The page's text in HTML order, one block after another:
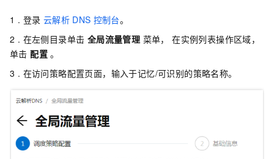
1 . 登录 云解析 DNS 控制台。
2 . 在左侧目录单击 全局流量管理 菜单， 在实例列表操作区域，
单击配置 。
3 . 在访问策略配置页面，输入于记忆/可识别的策略名称。